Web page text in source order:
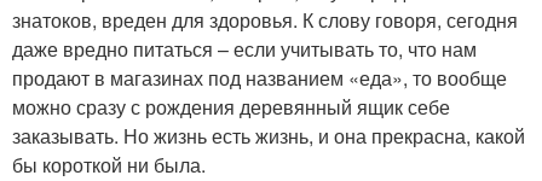
знатоков, вреден для здоровья. К слову говоря, сегодня
даже вредно питаться – если учитывать то, что нам
продают в магазинах под названием «еда», то вообще
можно сразу с рождения деревянный ящик себе
заказывать. Но жизнь есть жизнь, и она прекрасна, какой
бы короткой ни была.